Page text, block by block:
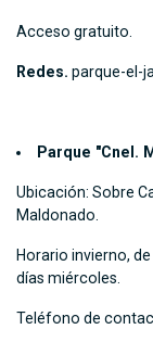
Acceso gratuito.
Redes. parque-el-
Parque "Cnel.
Ubicación: Sobre
Maldonado.
Horario invierno,
días miércoles.
Teléfono de